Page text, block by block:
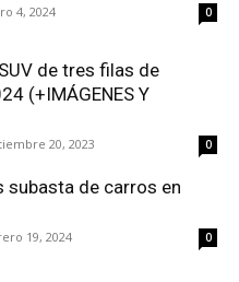
4, 2024 0
de tres filas de
(+IMÁGENES Y
20, 2023 0
subasta de carros en
19, 2024 0